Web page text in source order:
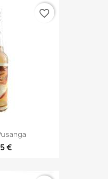
€
favorite_border